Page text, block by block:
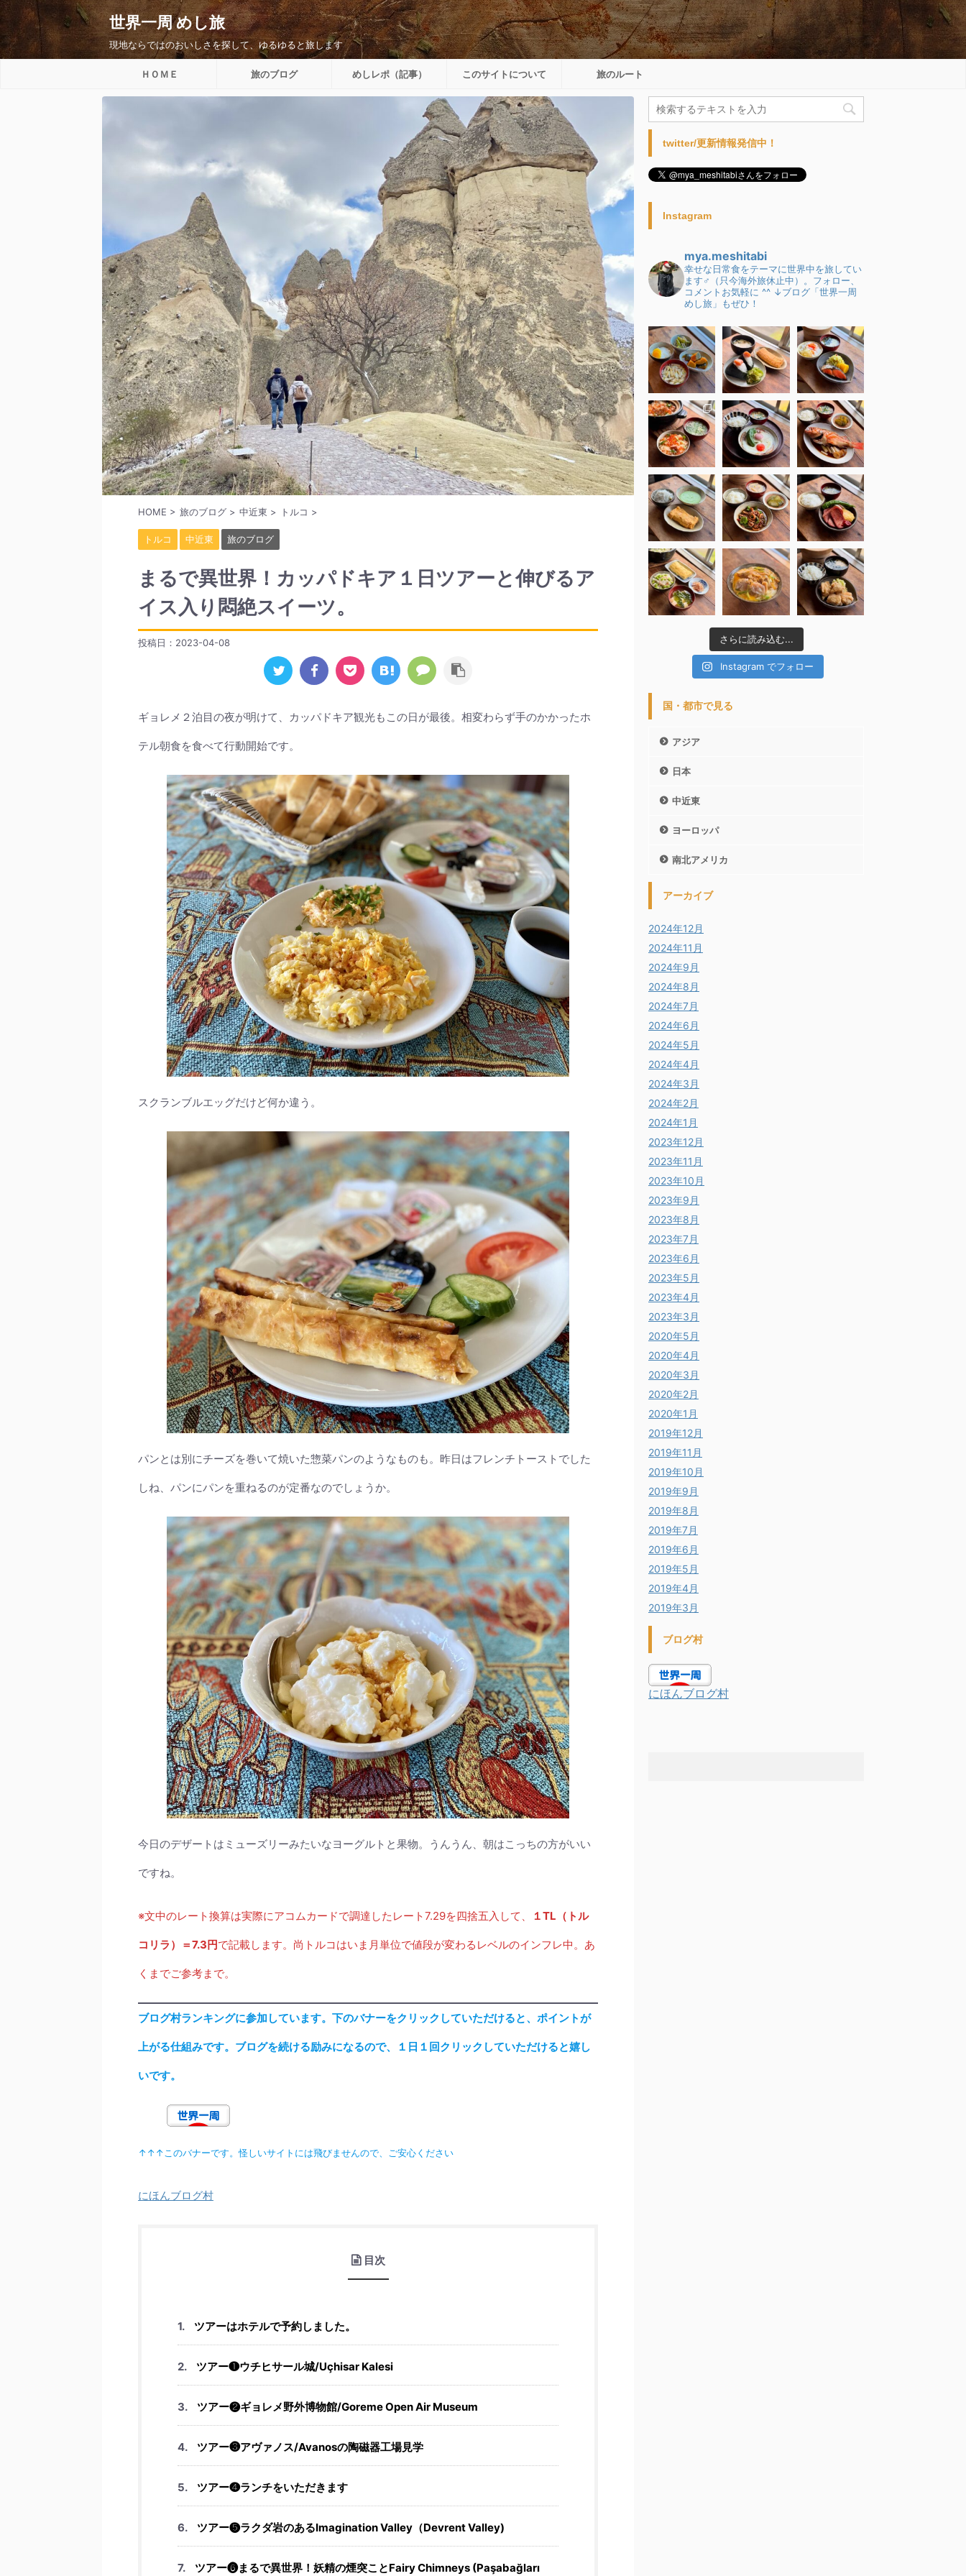
世界一周 めし旅
現地ならではのおいしさを探して、ゆるゆると旅します
ＨＯＭＥ 旅のブログ めしレポ（記事） このサイトについて 旅のルート
HOME > 旅のブログ > 中近東 > トルコ >
トルコ 中近東 旅のブログ
まるで異世界！カッパドキア１日ツアーと伸びるア
イス入り悶絶スイーツ。
投稿日： 2023-04-08
ギョレメ２泊目の夜が明けて、カッパドキア観光もこの日が最後。相変わらず手のかかったホ
テル朝食を食べて行動開始です。
スクランブルエッグだけど何か違う。
パンとは別にチーズを巻いて焼いた惣菜パンのようなものも。昨日はフレンチトーストでした
しね、パンにパンを重ねるのが定番なのでしょうか。
今日のデザートはミューズリーみたいなヨーグルトと果物。うんうん、朝はこっちの方がいい
ですね。
※文中のレート換算は実際にアコムカードで調達したレート7.29を四捨五入して、 １TL（トル
コリラ）＝7.3円で記載します。尚トルコはいま月単位で値段が変わるレベルのインフレ中。あ
くまでご参考まで。
ブログ村ランキングに参加しています。下のバナーをクリックしていただけると、ポイントが
上がる仕組みです。ブログを続ける励みになるので、１日１回クリックしていただけると嬉し
いです。
↑↑↑このバナーです。怪しいサイトには飛びませんので、ご安心ください
にほんブログ村
目次
ツアーはホテルで予約しました。
ツアー❶ウチヒサール城/Uçhisar Kalesi
ツアー❷ギョレメ野外博物館/Goreme Open Air Museum
ツアー❸アヴァノス/Avanosの陶磁器工場見学
ツアー❹ランチをいただきます
ツアー❺ラクダ岩のあるImagination Valley（Devrent Valley)
ツアー❻まるで異世界！妖精の煙突ことFairy Chimneys (Paşabağları
twitter/更新情報発信中！
Instagram
mya.meshitabi
幸せな日常食をテーマに世界中を旅してい
ます♂（只今海外旅休止中）。フォロー、
コメントお気軽に ^^ ↓ブログ「世界一周
めし旅」もぜひ！
さらに読み込む...
Instagram でフォロー
国・都市で見る
アジア
日本
中近東
ヨーロッパ
南北アメリカ
アーカイブ
2024年12月
2024年11月
2024年9月
2024年8月
2024年7月
2024年6月
2024年5月
2024年4月
2024年3月
2024年2月
2024年1月
2023年12月
2023年11月
2023年10月
2023年9月
2023年8月
2023年7月
2023年6月
2023年5月
2023年4月
2023年3月
2020年5月
2020年4月
2020年3月
2020年2月
2020年1月
2019年12月
2019年11月
2019年10月
2019年9月
2019年8月
2019年7月
2019年6月
2019年5月
2019年4月
2019年3月
ブログ村
にほんブログ村